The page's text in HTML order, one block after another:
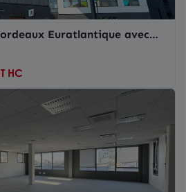
Euratlantique avec
HC